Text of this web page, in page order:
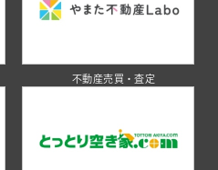
不動産売買・査定